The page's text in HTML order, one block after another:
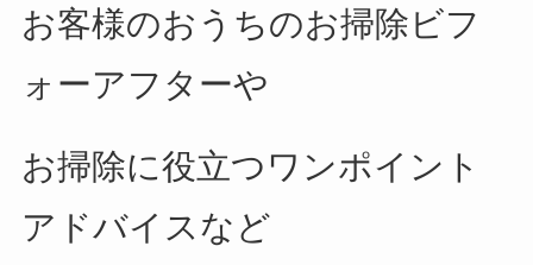
お客様のおうちのお掃除ビフ
ォーアフターや
お掃除に役立つワンポイント
アドバイスなど